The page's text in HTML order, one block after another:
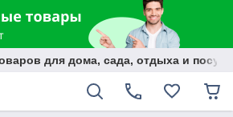
для дома, сада, отдыха и